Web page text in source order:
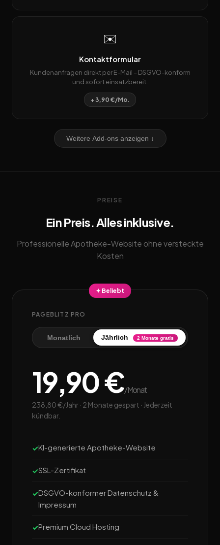
✉️
Kontaktformular
Kundenanfragen direkt per E-Mail – DSGVO-konform
und sofort einsatzbereit.
+ 3,90 €/Mo.
Weitere Add-ons anzeigen ↓
PREISE
Ein Preis. Alles inklusive.
Professionelle Apotheke-Website ohne versteckte
Kosten
✦ Beliebt
PAGEBLITZ PRO
Monatlich Jährlich 2 Monate gratis
19,90 €/Monat
238,80 €/Jahr · 2 Monate gespart · Jederzeit
kündbar.
KI-generierte Apotheke-Website
SSL-Zertifikat
DSGVO-konformer Datenschutz &
Impressum
Premium Cloud Hosting